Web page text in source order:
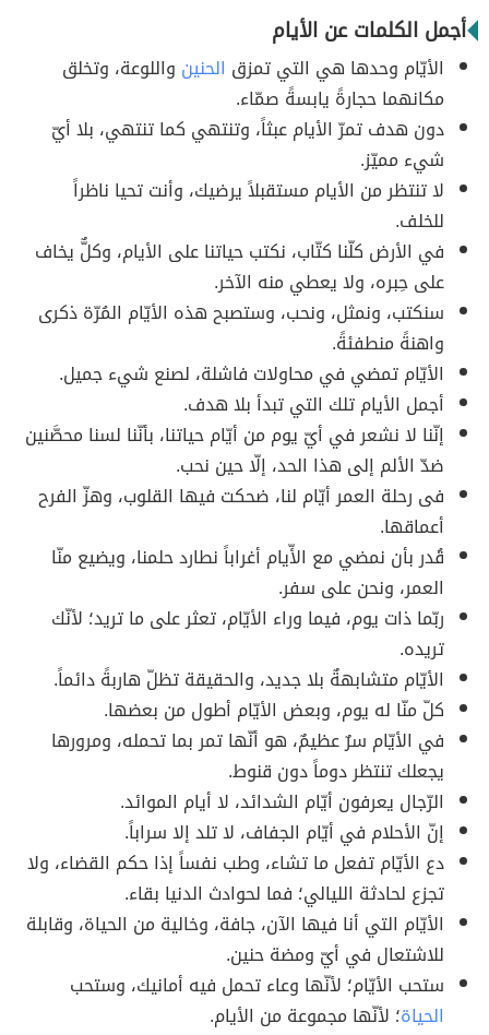
أجمل الكلمات عن الأيام
الأيّام وحدها هي التي تمزق الحنين واللوعة، وتخلق
مكانهما حجارةً يابسةً صمّاء.
دون هدف تمرّ الأيام عبثاً، وتنتهي كما تنتهي، بلا أيّ
شيء مميّز.
لا تنتظر من الأيام مستقبلاً يرضيك، وأنت تحيا ناظراً
للخلف.
في الأرض كلّنا كتّاب، نكتب حياتنا على الأيام، وكلٌّ يخاف
على حِبره، ولا يعطي منه الآخر.
سنكتب، ونمثل، ونحب، وستصبح هذه الأيّام المُرّة ذكرى
واهنةً منطفئةً.
الأيّام تمضي في محاولات فاشلة، لصنع شيء جميل.
أجمل الأيام تلك التي تبدأ بلا هدف.
إنّنا لا نشعر في أيّ يوم من أيّام حياتنا، بأنّنا لسنا محصَّنين
ضدّ الألم إلى هذا الحد، إلّا حين نحب.
فى رحلة العمر أيّام لنا، ضحكت فيها القلوب، وهزّ الفرح
أعماقها.
قُدر بأن نمضي مع الأّيام أغراباً نطارد حلمنا، ويضيع منّا
العمر، ونحن على سفر.
ربّما ذات يوم، فيما وراء الأيّام، تعثر على ما تريد؛ لأنّك
تريده.
الأيّام متشابهةٌ بلا جديد، والحقيقة تظلّ هاربةً دائماً.
كلّ منّا له يوم، وبعض الأيّام أطول من بعضها.
في الأيّام سرٌ عظيمٌ، هو أنّها تمر بما تحمله، ومرورها
يجعلك تنتظر دوماً دون قنوط.
الرّجال يعرفون أيّام الشدائد، لا أيام الموائد.
إنّ الأحلام في أيّام الجفاف، لا تلد إلا سراباً.
دع الأيّام تفعل ما تشاء، وطب نفساً إذا حكم القضاء، ولا
تجزع لحادثة الليالي؛ فما لحوادث الدنيا بقاء.
الأيّام التي أنا فيها الآن، جافة، وخالية من الحياة، وقابلة
للاشتعال في أيّ ومضة حنين.
ستحب الأيّام؛ لأنّها وعاء تحمل فيه أمانيك، وستحب
الحياة؛ لأنّها مجموعة من الأيام.